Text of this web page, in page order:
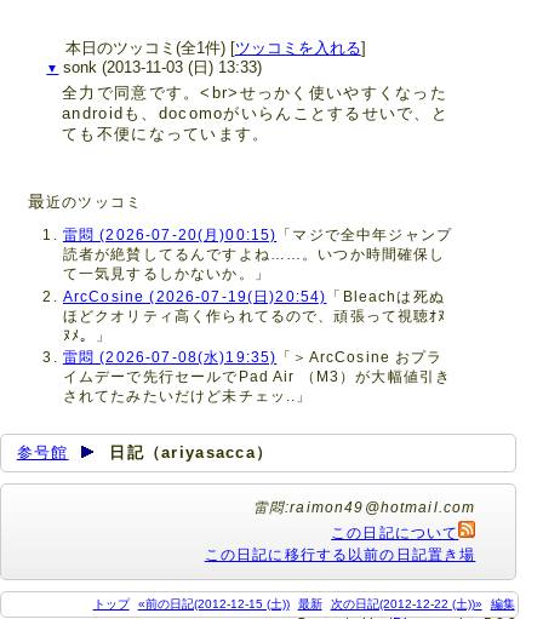
本日のツッコミ(全1件) [ツッコミを入れる]
▼ sonk (2013-11-03 (日) 13:33)
全力で同意です。<br>せっかく使いやすくなった
androidも、docomoがいらんことするせいで、と
ても不便になっています。
最近のツッコミ
雷悶 (2026-07-20(月)00:15)
「マジで全中年ジャンプ
読者が絶賛してるんですよね……。いつか時間確保し
て一気見するしかないか。」
ArcCosine (2026-07-19(日)20:54)
「Bleachは死ぬ
ほどクオリティ高く作られてるので、頑張って視聴ｵﾇ
ﾇﾒ。」
雷悶 (2026-07-08(水)19:35)
「＞ArcCosine おプラ
イムデーで先行セールでPad Air （M3）が大幅値引き
されてたみたいだけど未チェッ..」
参号館 日記（ariyasacca）
雷悶:raimon49@hotmail.com
この日記について
この日記に移行する以前の日記置き場
トップ «前の日記(2012-12-15 (土)) 最新 次の日記(2012-12-22 (土))» 編集